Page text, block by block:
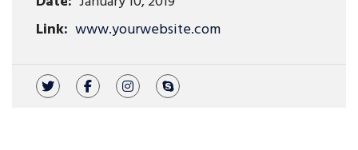
Link: www.yourwebsite.com